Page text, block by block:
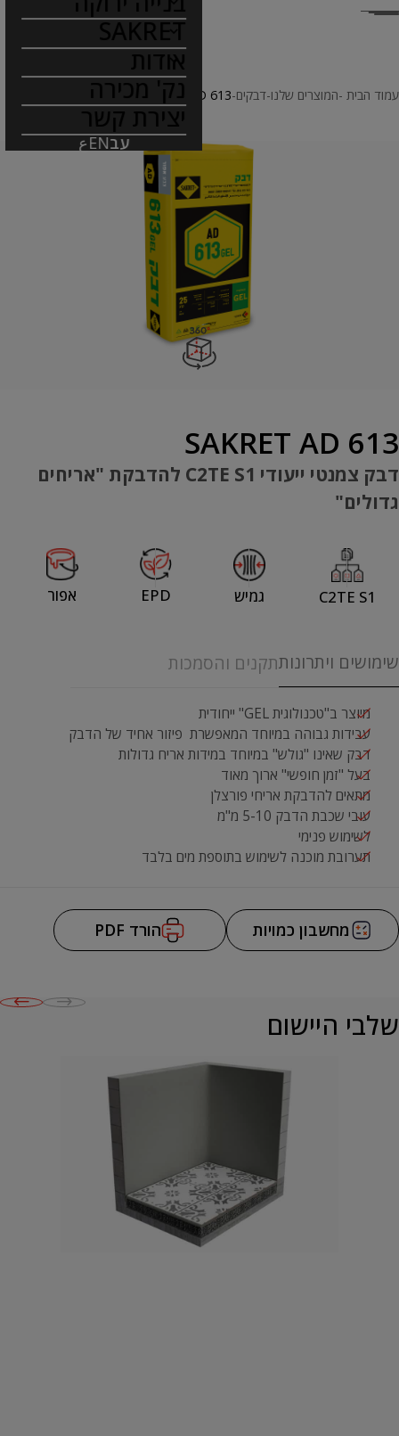
SAKRET
אודות
נק' מכירה
יצירת קשר
עבENع
עמוד הבית המוצרים שלנו דבקים SAKRET AD 613
SAKRET AD 613
דבק צמנטי ייעודי C2TE S1 להדבקת "אריחים
גדולים"
C2TE S1 גמיש EPD אפור
שימושים ויתרונותתקנים והסמכות
מיוצר ב"טכנולוגיתGEL" ייחודית
עבידות גבוהה במיוחד המאפשרת פיזור אחיד של הדבק
דבק שאינו "גולש" במיוחד במידות אריח גדולות
בעל "זמן חופשי" ארוך מאוד
מתאים להדבקת אריחי פורצלן
עובי שכבת הדבק 5-10 מ"מ
לשימוש פנימי
תערובת מוכנה לשימוש בתוספת מים בלבד
מחשבון כמויות הורד PDF
שלבי היישום